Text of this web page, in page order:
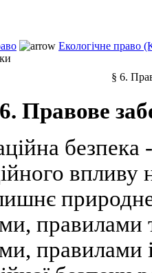
Екологічне право
§ 6.
Правове
впливу
правилами
правилами